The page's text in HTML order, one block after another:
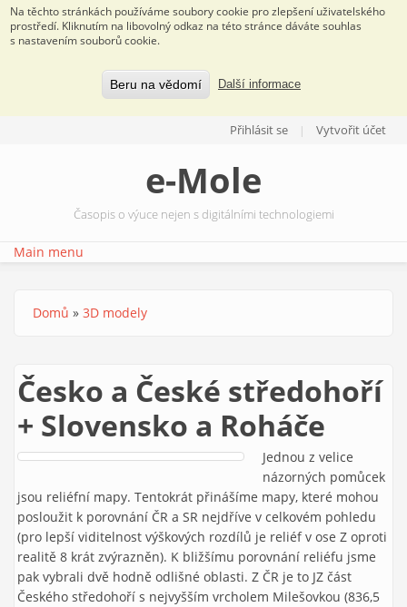
Na těchto stránkách používáme soubory cookie pro zlepšení uživatelského
prostředí. Kliknutím na libovolný odkaz na této stránce dáváte souhlas
s nastavením souborů cookie.
Beru na vědomí Další informace
Přihlásit se Vytvořit účet
e-Mole
Časopis o výuce nejen s digitálními technologiemi
Main menu
Jste zde
Domů » 3D modely
Česko a České středohoří
+ Slovensko a Roháče
Jednou z velice
názorných pomůcek
jsou reliéfní mapy. Tentokrát přinášíme mapy, které mohou
posloužit k porovnání ČR a SR nejdříve v celkovém pohledu
(pro lepší viditelnost výškových rozdílů je reliéf v ose Z oproti
realitě 8 krát zvýrazněn). K bližšímu porovnání reliéfu jsme
pak vybrali dvě hodně odlišné oblasti. Z ČR je to JZ část
Českého středohoří s nejvyšším vrcholem Milešovkou (836,5